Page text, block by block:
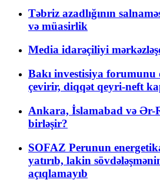
Təbriz azadlığının
və müasirlik
Media idarəçiliyi
Bakı investisiya
çevirir, diqqət qeyri-neft
Ankara, İslamabad və Ər-
birləşir?
SOFAZ Perunun
yatırıb, lakin
açıqlamayıb